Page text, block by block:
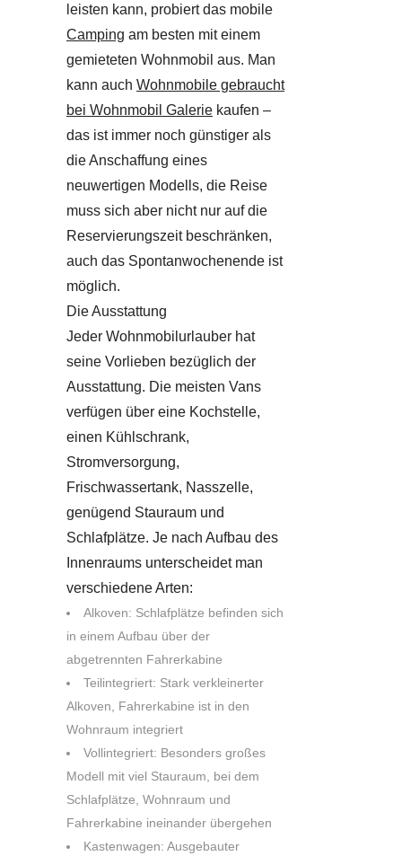
leisten kann, probiert das mobile
Camping am besten mit einem
gemieteten Wohnmobil aus. Man
kann auch Wohnmobile gebraucht
bei Wohnmobil Galerie kaufen –
das ist immer noch günstiger als
die Anschaffung eines
neuwertigen Modells, die Reise
muss sich aber nicht nur auf die
Reservierungszeit beschränken,
auch das Spontanwochenende ist
möglich.
Die Ausstattung
Jeder Wohnmobilurlauber hat
seine Vorlieben bezüglich der
Ausstattung. Die meisten Vans
verfügen über eine Kochstelle,
einen Kühlschrank,
Stromversorgung,
Frischwassertank, Nasszelle,
genügend Stauraum und
Schlafplätze. Je nach Aufbau des
Innenraums unterscheidet man
verschiedene Arten:
Alkoven: Schlafplätze befinden sich
in einem Aufbau über der
abgetrennten Fahrerkabine
Teilintegriert: Stark verkleinerter
Alkoven, Fahrerkabine ist in den
Wohnraum integriert
Vollintegriert: Besonders großes
Modell mit viel Stauraum, bei dem
Schlafplätze, Wohnraum und
Fahrerkabine ineinander übergehen
Kastenwagen: Ausgebauter